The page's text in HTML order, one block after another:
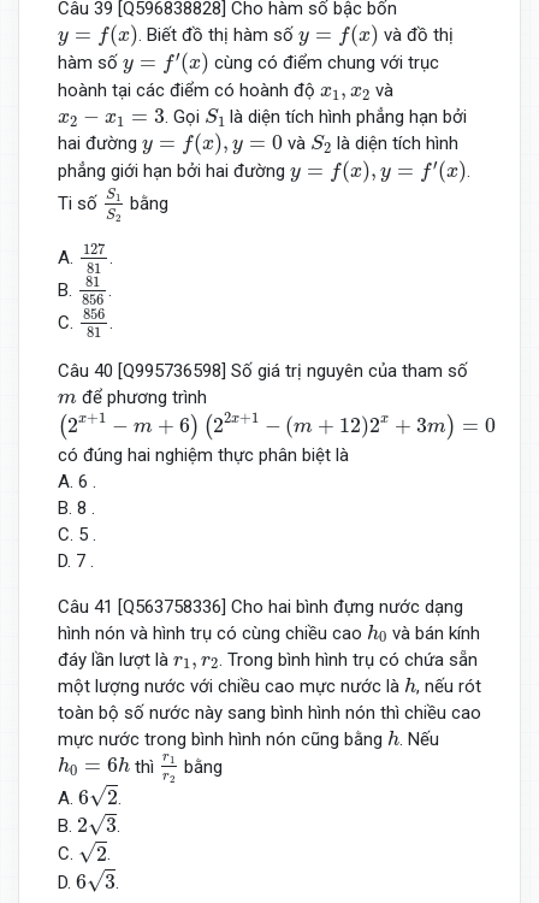
Câu 39 [Q596838828] Cho hàm số bậc bốn
y = f(x)
x) . Biết đồ thị hàm sốy = f(x)
x)
và đồ thị
hàm số y = f′(x)
y= x)
cùng có điểm chung với trục
hoành tại các điểm có hoành độ x1 , x2
x1 x2 và
x2 − x1 = 3
x 1 = . Gọi S1
S1 là diện tích hình phẳng hạn bởi
hai đường y = f(x), y = 0
x),y =0 và S2
S2 là diện tích hình
phẳng giới hạn bởi hai đường y = f(x), y = f′(x)
(x),y =f
.
Ti số
S1
S2
S1 S
bằng
A.
127
81
127
.
B.
81
856
81
.
C.
856
81
856
Câu 40 [Q995736598] Số giá trị nguyên của tham số
m
m để phương trình
(2x+1 − m + 6) (22x+1 − (m + 12)2x + 3m) = 0
(2x+1−m+6 (22x+1−( 12 +3 m)
có đúng hai nghiệm thực phân biệt là
A. 6 .
B. 8 .
C. 5 .
D. 7 .
Câu 41 [Q563758336] Cho hai bình đựng nước dạng
hình nón và hình trụ có cùng chiều cao h0
h
và bán kính
đáy lần lượt là r1, r2
r1 r2. Trong bình hình trụ có chứa sẵn
một lượng nước với chiều cao mực nước là h
h, nếu rót
toàn bộ số nước này sang bình hình nón thì chiều cao
mực nước trong bình hình nón cũng bằng h
h. Nếu
h0 = 6h
h 0 =6 h thì r1
r2
r1r2
bằng
A. 6√2
6
.
B. 2√3
2 3
.
C. √2
2
.
D. 6√3
63
.